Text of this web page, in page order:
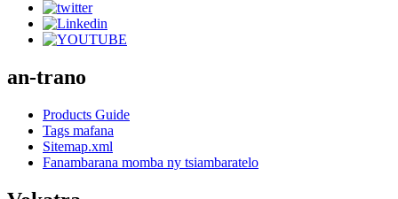
an-trano
Products Guide
Tags mafana
Sitemap.xml
Fanambarana momba ny tsiambaratelo